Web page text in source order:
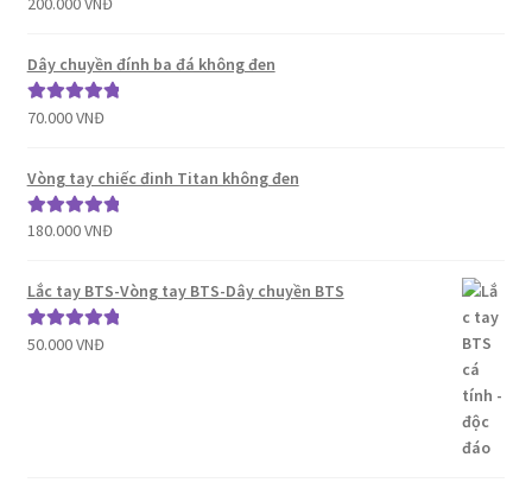
sao
Dây chuyền đính ba đá không đen
Được xếp
sao
70.000VNĐ
Vòng tay chiếc đinh Titan không đen
Được xếp
sao
180.000VNĐ
Lắc tay BTS-Vòng tay BTS-Dây chuyền BTS
Được xếp
50.000VNĐ